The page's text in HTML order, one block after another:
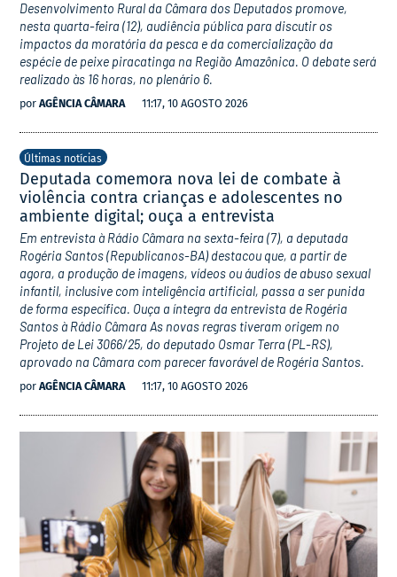
Desenvolvimento Rural da Câmara dos Deputados promove,
nesta quarta-feira (12), audiência pública para discutir os
impactos da moratória da pesca e da comercialização da
espécie de peixe piracatinga na Região Amazônica. O debate será
realizado às 16 horas, no plenário 6.
por AGÊNCIA CÂMARA 11:17, 10 AGOSTO 2026
Últimas notícias
Deputada comemora nova lei de combate à
violência contra crianças e adolescentes no
ambiente digital; ouça a entrevista
Em entrevista à Rádio Câmara na sexta-feira (7), a deputada
Rogéria Santos (Republicanos-BA) destacou que, a partir de
agora, a produção de imagens, vídeos ou áudios de abuso sexual
infantil, inclusive com inteligência artificial, passa a ser punida
de forma específica. Ouça a íntegra da entrevista de Rogéria
Santos à Rádio Câmara As novas regras tiveram origem no
Projeto de Lei 3066/25, do deputado Osmar Terra (PL-RS),
aprovado na Câmara com parecer favorável de Rogéria Santos.
por AGÊNCIA CÂMARA 11:17, 10 AGOSTO 2026